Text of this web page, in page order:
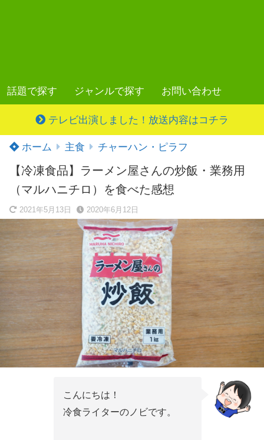
話題で探す ジャンルで探す お問い合わせ
テレビ出演しました！放送内容はコチラ
ホーム 主食 チャーハン・ピラフ
【冷凍食品】ラーメン屋さんの炒飯・業務用
（マルハニチロ）を食べた感想
2021年5月13日 2020年6月12日
こんにちは！
冷食ライターのノビです。